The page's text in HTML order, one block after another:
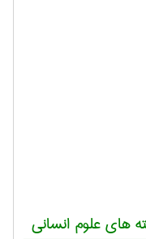
علوم انسانی